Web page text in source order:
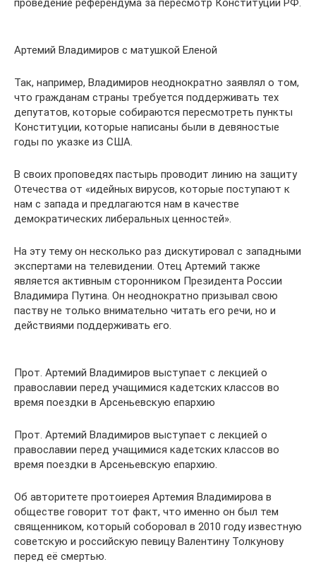
проведение референдума за пересмотр Конституции РФ.
Артемий Владимиров с матушкой Еленой
Так, например, Владимиров неоднократно заявлял о том,
что гражданам страны требуется поддерживать тех
депутатов, которые собираются пересмотреть пункты
Конституции, которые написаны были в девяностые
годы по указке из США.
В своих проповедях пастырь проводит линию на защиту
Отечества от «идейных вирусов, которые поступают к
нам с запада и предлагаются нам в качестве
демократических либеральных ценностей».
На эту тему он несколько раз дискутировал с западными
экспертами на телевидении. Отец Артемий также
является активным сторонником Президента России
Владимира Путина. Он неоднократно призывал свою
паству не только внимательно читать его речи, но и
действиями поддерживать его.
Прот. Артемий Владимиров выступает с лекцией о
православии перед учащимися кадетских классов во
время поездки в Арсеньевскую епархию
Прот. Артемий Владимиров выступает с лекцией о
православии перед учащимися кадетских классов во
время поездки в Арсеньевскую епархию.
Об авторитете протоиерея Артемия Владимирова в
обществе говорит тот факт, что именно он был тем
священником, который соборовал в 2010 году известную
советскую и российскую певицу Валентину Толкунову
перед её смертью.